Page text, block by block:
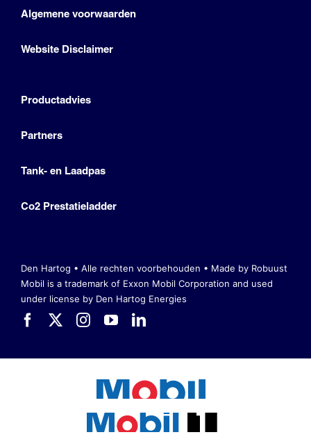
Algemene voorwaarden
Website Disclaimer
Productadvies
Partners
Tank- en Laadpas
Co2 Prestatieladder
Den Hartog • Alle rechten voorbehouden • Made by Robuust
Mobil is a trademark of Exxon Mobil Corporation and used
under license by Den Hartog Energies